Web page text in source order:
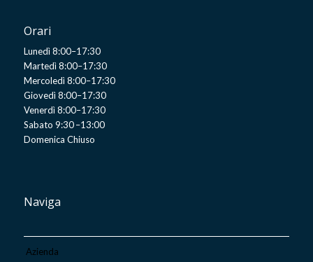
Orari
Lunedì 8:00–17:30
Martedì 8:00–17:30
Mercoledì 8:00–17:30
Giovedì 8:00–17:30
Venerdì 8:00–17:30
Sabato 9:30 –13:00
Domenica Chiuso
Naviga
Azienda